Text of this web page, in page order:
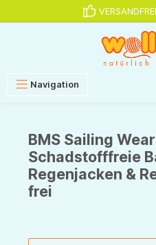
Navigation
BMS Sailing
Schadstofffreie
Regenjacken &
frei